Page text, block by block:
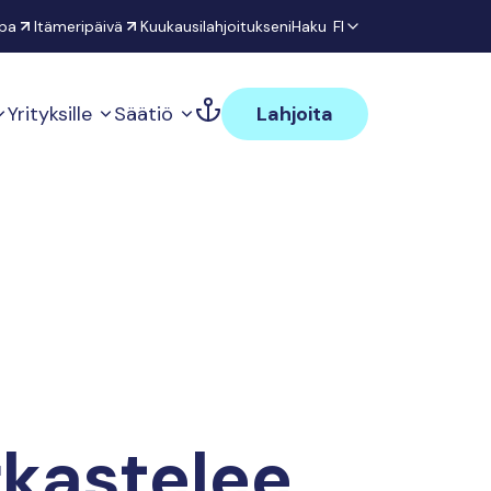
Itämeripäivä KuukausilahjoitukseniHaku FI
Yrityksille Säätiö Lahjoita